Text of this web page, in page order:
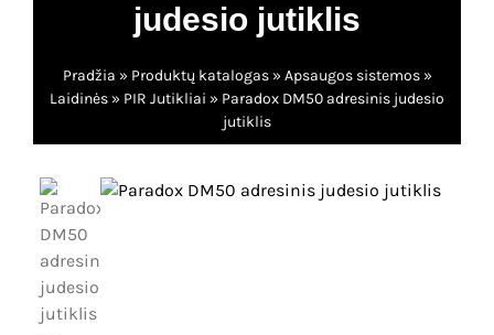
Apsaugos sistemos
Priešgaisrinės sistemos
Dujų nuotėkio, smalkių detekcija
IP vaizdo stebėjimo sistemos
Analoginės, AHD vaizdo stebėjimo sistemos
Vartų automatika
Paslaugos
Karjera
Kontaktai
Krepšelis
Paskyra
judesio jutiklis
Pradžia » Produktų katalogas» Apsaugos sistemos»
Laidinės » PIR Jutikliai » Paradox DM50 adresinis judesio
jutiklis